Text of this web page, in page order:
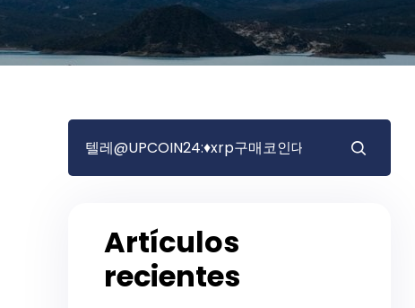
Artículos
recientes